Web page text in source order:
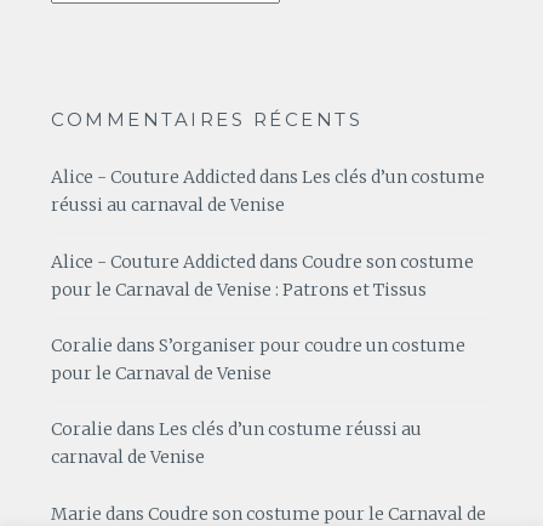
COMMENTAIRES RÉCENTS
Alice - Couture AddicteddansLes clés d’un costume
réussi au carnaval de Venise
Alice - Couture Addicted dansCoudre son costume
pour le Carnaval de Venise : Patrons et Tissus
Coralie dansS’organiser pour coudre un costume
pour le Carnaval de Venise
Coralie dansLes clés d’un costume réussi au
carnaval de Venise
Marie dansCoudre son costume pour le Carnaval de